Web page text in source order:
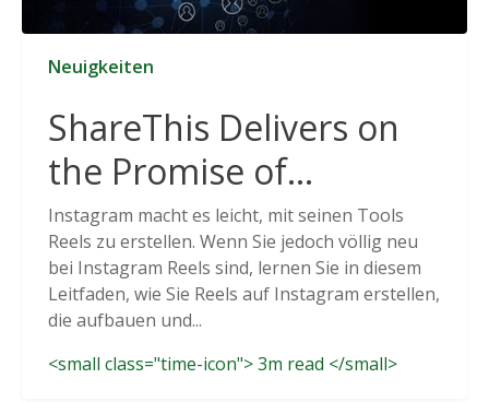
Neuigkeiten
ShareThis Delivers on
the Promise of
Cookieless Data
Solutions
Instagram macht es leicht, mit seinen Tools
Reels zu erstellen. Wenn Sie jedoch völlig neu
bei Instagram Reels sind, lernen Sie in diesem
Leitfaden, wie Sie Reels auf Instagram erstellen,
die aufbauen und...
<small class="time-icon"> 3m read </small>